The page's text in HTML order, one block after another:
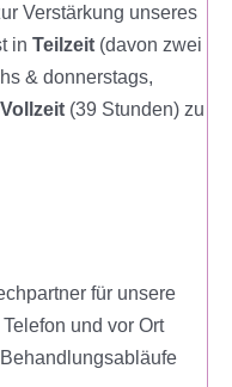
Verstärkung unseres
in Teilzeit (davon zwei
& donnerstags,
Vollzeit (39 Stunden) zu
für unsere
und vor Ort